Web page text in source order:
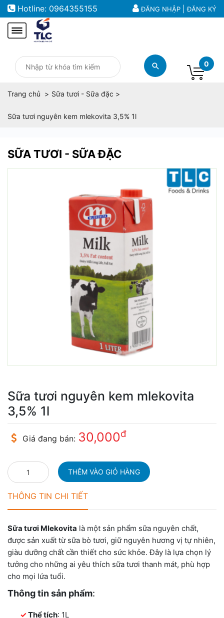
ĐĂNG NHẬP |ĐĂNG KÝ
Hotline: 0964355155
0
Trang chủ Sữa tươi - Sữa đặc
Sữa tươi nguyên kem mlekovita 3,5% 1l
SỮA TƯƠI - SỮA ĐẶC
Sữa tươi nguyên kem mlekovita
3,5% 1l
Giá đang bán: 30,000đ
THÔNG TIN CHI TIẾT
Sữa tươi Mlekovita là một sản phẩm sữa nguyên chất,
được sản xuất từ sữa bò tươi, giữ nguyên hương vị tự nhiên,
giàu dưỡng chất cần thiết cho sức khỏe. Đây là lựa chọn lý
tưởng cho những ai yêu thích sữa tươi thanh mát, phù hợp
cho mọi lứa tuổi.
Thông tin sản phẩm:
Thể tích: 1L